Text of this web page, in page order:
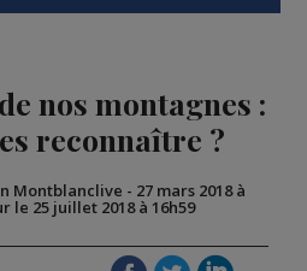
nos montagnes :
reconnaître ?
Montblanclive - 27 mars 2018 à
le 25 juillet 2018 à 16h59